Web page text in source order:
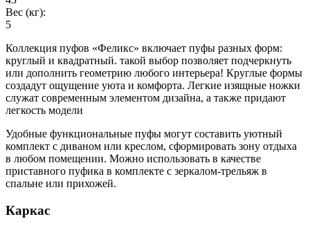
Вес (кг):
5
Коллекция пуфов «Феликс» включает пуфы разных форм:
круглый и квадратный. такой выбор позволяет подчеркнуть
или дополнить геометрию любого интерьера! Круглые формы
создадут ощущение уюта и комфорта. Легкие изящные ножки
служат современным элементом дизайна, а также придают
легкость модели
Удобные функциональные пуфы могут составить уютный
комплект с диваном или креслом, сформировать зону отдыха
в любом помещении. Можно использовать в качестве
приставного пуфика в комплекте с зеркалом-трельяж в
спальне или прихожей.
Каркас